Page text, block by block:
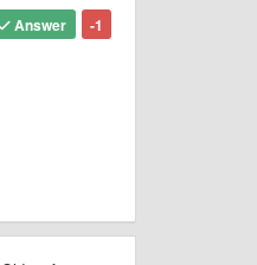
-1
Answer